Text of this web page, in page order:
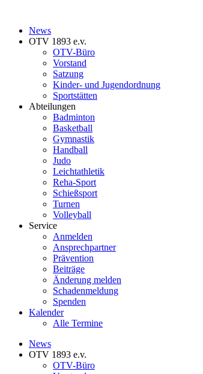
News
OTV 1893 e.v.
OTV-Büro
Vorstand
Satzung
Kinder- und Jugendordnung
Sportstätten
Abteilungen
Badminton
Basketball
Gymnastik
Handball
Judo
Leichtathletik
Reha-Sport
Schießsport
Turnen
Volleyball
Service
Anmelden
Ansprechpartner
Prävention
Beiträge
Änderung melden
Schadenmeldung
Spenden
Kalender
Alle Termine
News
OTV 1893 e.v.
OTV-Büro